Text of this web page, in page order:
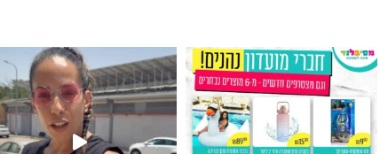
מין העובר רק במסיבלנד !! קיים
כוס נירוסטה ענקית שכול אחד צריך! קיימת באתר
המוצר הכי